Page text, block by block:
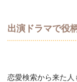
出演ドラマで役
恋愛検索から来た